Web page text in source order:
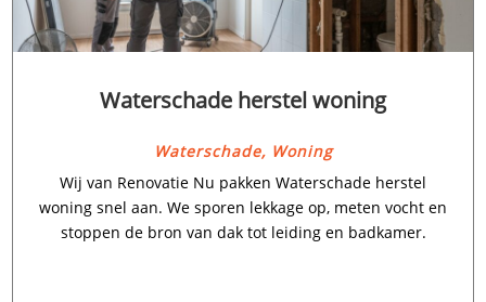
Waterschade herstel woning
Waterschade, Woning
Wij van Renovatie Nu pakken Waterschade herstel
woning snel aan.​ We sporen lekkage op, meten vocht en
stoppen de bron van dak tot leiding en badkamer.​